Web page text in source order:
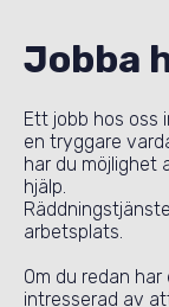
Jobba
Ett jobb hos oss
en tryggare
har du möjlighet
hjälp.
arbetsplats.
Om du redan
intresserad av